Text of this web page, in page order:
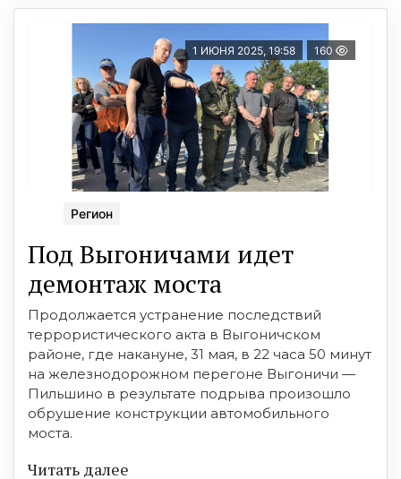
1 ИЮНЯ 2025, 19:58 160
Регион
Под Выгоничами идет
демонтаж моста
Продолжается устранение последствий
террористического акта в Выгоничском
районе, где накануне, 31 мая, в 22 часа 50 минут
на железнодорожном перегоне Выгоничи —
Пильшино в результате подрыва произошло
обрушение конструкции автомобильного
моста.
Читать далее